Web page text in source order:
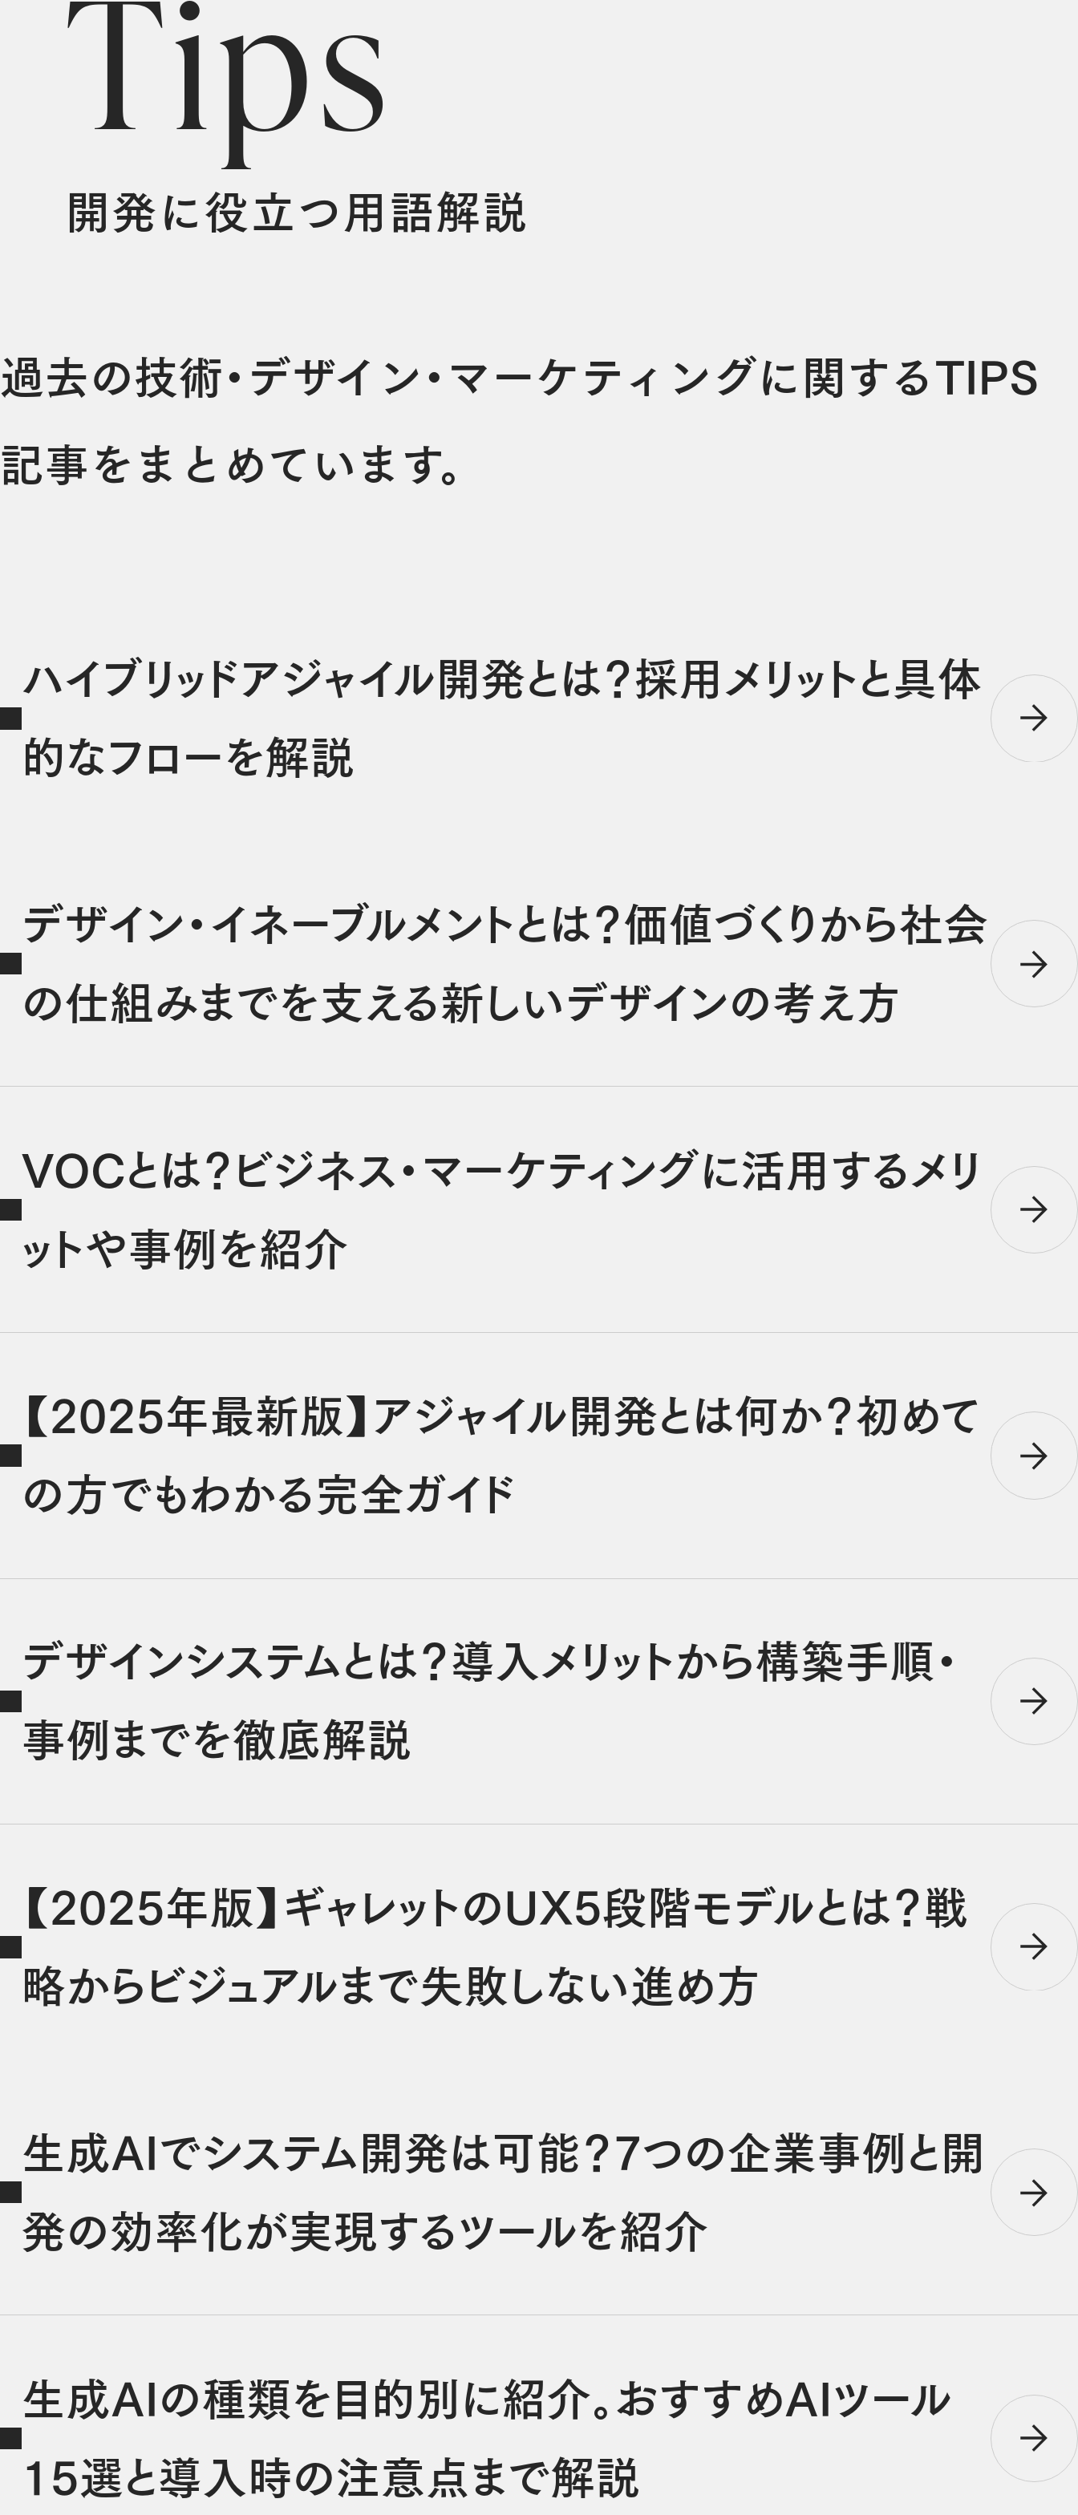
Tips
開発に役立つ用語解説
過去の技術・デザイン・マーケティングに関するTIPS
記事をまとめています。
ハイブリッドアジャイル開発とは？採用メリットと具体
的なフローを解説
デザイン・イネーブルメントとは？価値づくりから社会
の仕組みまでを支える新しいデザインの考え方
VOCとは？ビジネス・マーケティングに活用するメリ
ットや事例を紹介
【2025年最新版】アジャイル開発とは何か？初めて
の方でもわかる完全ガイド
デザインシステムとは？導入メリットから構築手順・
事例までを徹底解説
【2025年版】ギャレットのUX5段階モデルとは？戦
略からビジュアルまで失敗しない進め方
生成AIでシステム開発は可能？7つの企業事例と開
発の効率化が実現するツールを紹介
生成AIの種類を目的別に紹介。おすすめAIツール
15選と導入時の注意点まで解説